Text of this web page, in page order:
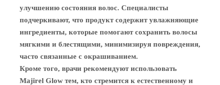
улучшению состояния волос. Специалисты
подчеркивают, что продукт содержит увлажняющие
ингредиенты, которые помогают сохранить волосы
мягкими и блестящими, минимизируя повреждения,
часто связанные с окрашиванием.
Кроме того, врачи рекомендуют использовать
Majirel Glow тем, кто стремится к естественному и